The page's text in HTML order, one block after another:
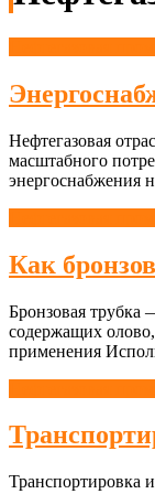
Нефтегазовая
масштабного
энергоснабжения
Как
Бронзовая трубка
содержащих
применения
Транспортировка